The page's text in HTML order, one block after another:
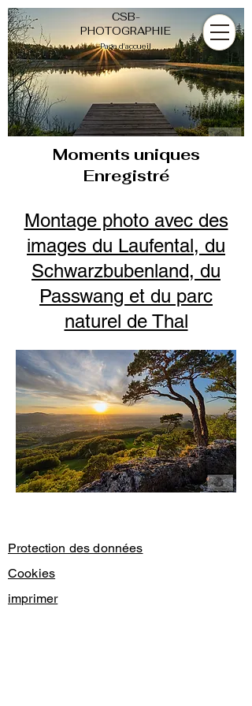
Moments uniques
Enregistré
CSB-
PHOTOGRAPHIE
Page d'accueil
Montage photo avec des
images du Laufental, du
Schwarzbubenland, du
Passwang et du parc
naturel de Thal
Protection des données
Cookies
imprimer